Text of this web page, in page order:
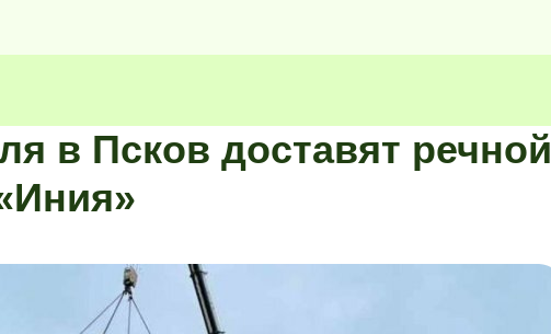
в Псков доставят речной